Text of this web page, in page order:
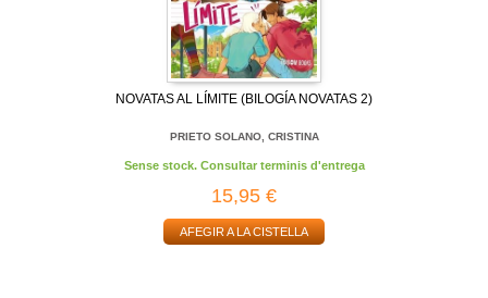
NOVATAS AL LÍMITE (BILOGÍA NOVATAS 2)
PRIETO SOLANO, CRISTINA
Sense stock. Consultar terminis d'entrega
15,95 €
AFEGIR A LA CISTELLA